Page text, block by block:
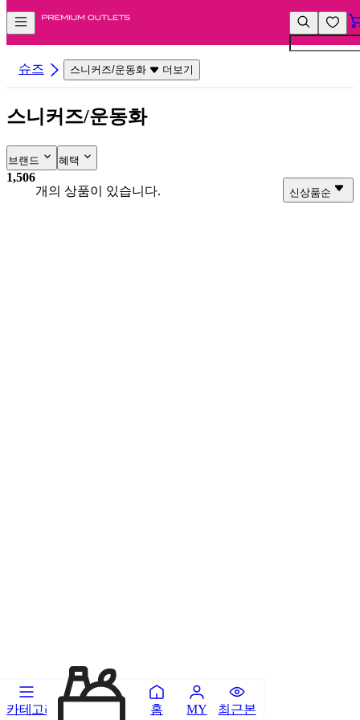
컨
텐
츠
기
앱
바
바
슈즈 스니커즈/운동화 더보기
스니커즈/운동화
브랜드 혜택
1,506
개의 상품이 있습니다.
신상품순
카테고리 홈 MY 최근본